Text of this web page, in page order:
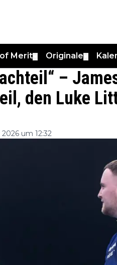
Merit Originale
–
den Luke
um 12:32